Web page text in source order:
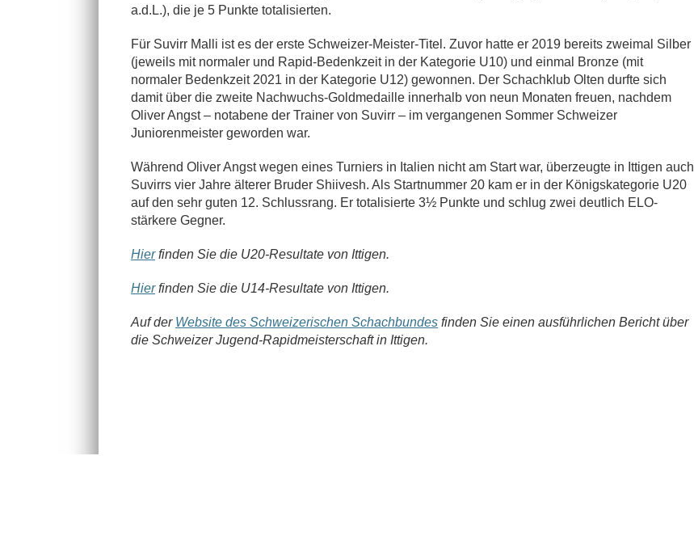
a.d.L.), die je 5 Punkte totalisierten.
Für Suvirr Malli ist es der erste Schweizer-Meister-Titel. Zuvor hatte er 2019 bereits zweimal Silber
(jeweils mit normaler und Rapid-Bedenkzeit in der Kategorie U10) und einmal Bronze (mit
normaler Bedenkzeit 2021 in der Kategorie U12) gewonnen. Der Schachklub Olten durfte sich
damit über die zweite Nachwuchs-Goldmedaille innerhalb von neun Monaten freuen, nachdem
Oliver Angst – notabene der Trainer von Suvirr – im vergangenen Sommer Schweizer
Juniorenmeister geworden war.
Während Oliver Angst wegen eines Turniers in Italien nicht am Start war, überzeugte in Ittigen auch
Suvirrs vier Jahre älterer Bruder Shiivesh. Als Startnummer 20 kam er in der Königskategorie U20
auf den sehr guten 12. Schlussrang. Er totalisierte 3½ Punkte und schlug zwei deutlich ELO-
stärkere Gegner.
Hierfinden Sie die U20-Resultate von Ittigen.
Hierfinden Sie die U14-Resultate von Ittigen.
Auf der Website des Schweizerischen Schachbundes finden Sie einen ausführlichen Bericht über
die Schweizer Jugend-Rapidmeisterschaft in Ittigen.